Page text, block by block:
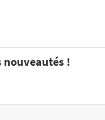
nouveautés !